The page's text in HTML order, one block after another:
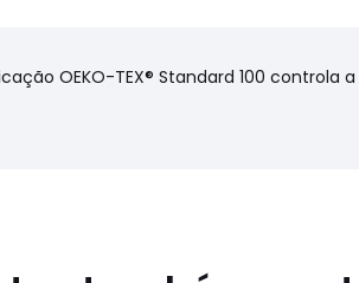
impressão, confeção): Paquistão
OEKO-TEX® Standard 100